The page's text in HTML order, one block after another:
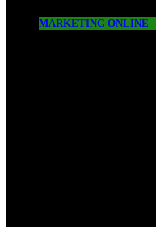
MARKETING ONLINE